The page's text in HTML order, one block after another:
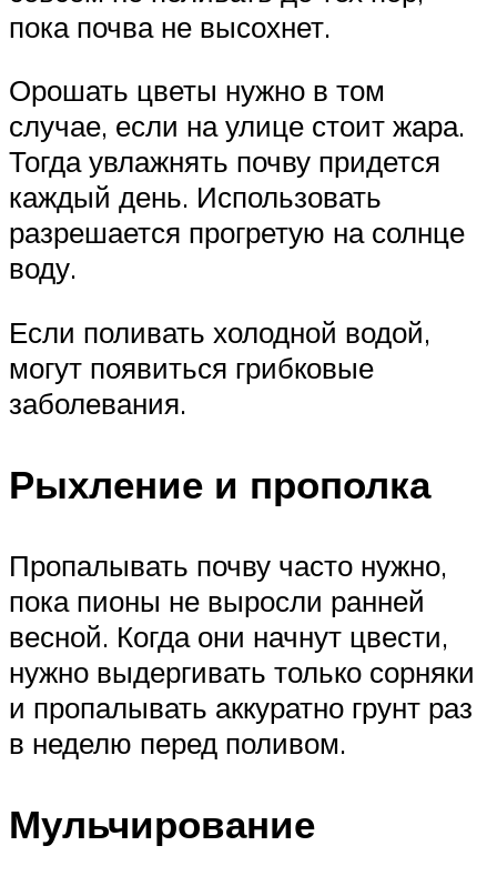
пока почва не высохнет.
Орошать цветы нужно в том
случае, если на улице стоит жара.
Тогда увлажнять почву придется
каждый день. Использовать
разрешается прогретую на солнце
воду.
Если поливать холодной водой,
могут появиться грибковые
заболевания.
Рыхление и прополка
Пропалывать почву часто нужно,
пока пионы не выросли ранней
весной. Когда они начнут цвести,
нужно выдергивать только сорняки
и пропалывать аккуратно грунт раз
в неделю перед поливом.
Мульчирование